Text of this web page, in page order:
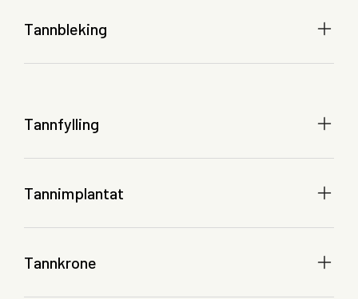
Tannbleking
Tannfylling
Tannimplantat
Tannkrone